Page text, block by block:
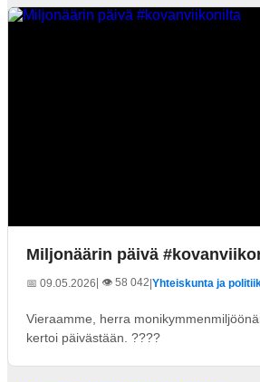
Miljonäärin päivä
📅 09.05.2026| 👁️ 58 042 Yhteiskunta ja
Vieraamme, herra
kertoi päivästään. ????